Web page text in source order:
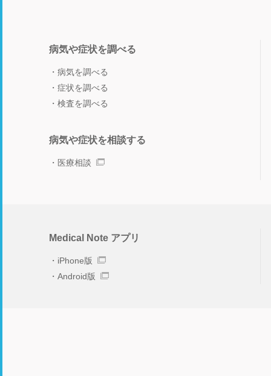
病気や症状を調べる
病気を調べる
症状を調べる
検査を調べる
病気や症状を相談する
医療相談
Medical Note アプリ
iPhone版
Android版